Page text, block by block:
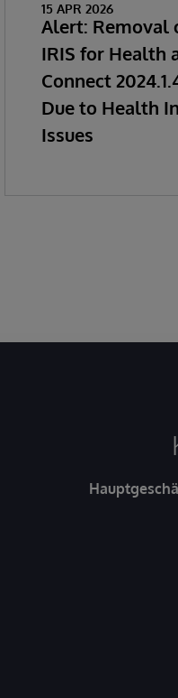
15 APR 2026
Alert: Removal
IRIS for Health
Connect
Due to Health
Issues